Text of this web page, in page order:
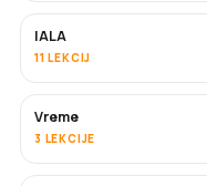
IALA
11 LEKCIJ
Vreme
3 LEKCIJE